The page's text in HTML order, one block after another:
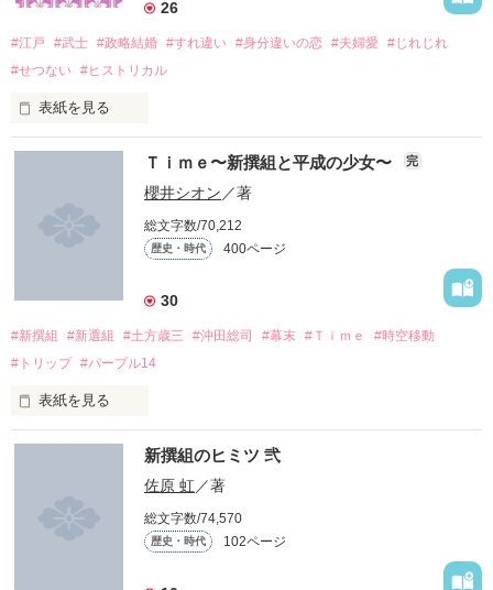
年月、方言に差異があります。
それら諸々了承の上、温かい目で
作品を読む
▽▽▽▽▽▽▽▽▽▽▽▽▽▽▽▽▽▽▽▽
誠シリーズを
一つにまとめました!!
各章のタイトルが
なってます!!
作品を読む
作品を読む
様々な設定や時期等は、物語と人物の設定上、忠実に沿わない
現在は弐を更新中です。
短編集もあります。
2011,11,6━2012,07,16
100万PVありがとうございます！
感想レビュー等お待ちしています^^
作品を読む
「私は一回死んだんだ
もう何も怖くない――」
「え？副ちょ――……
26
#江戸 #武士 #政略結婚 #すれ違い #身分違いの恋 #夫婦愛 #じれじれ
#せつない #ヒストリカル
表紙を見る
*…*…*…*…*…*…*…*…*…*…*…*…*…*…*…*
第2回 ベリーズカフェ恋愛ファンタジー小説大賞の最終選考8作
https://www.berrys-cafe.jp/spn/gp/?gpId=8
歴史・時代 ー 第1位（2018/07/23）
公方（将軍）様のお膝元
江戸の町を月替わりで守るのは
町奉行の「北町奉行所」と「南町奉行所」
互いに手柄を立てるのにしのぎを削っているため
Ｔｉｍｅ〜新撰組と平成の少女〜 完
櫻井シオン ／著
総文字数/70,212
歴史・時代 400ページ
30
#新撰組 #新選組 #土方歳三 #沖田総司 #幕末 #Ｔｉｍｅ
#時空移動
#トリップ #パープル14
表紙を見る
現代の少女がやって来たのは一一一一一
新撰組のヒミツ 弐
佐原 虹／著
総文字数/74,570
歴史・時代 102ページ